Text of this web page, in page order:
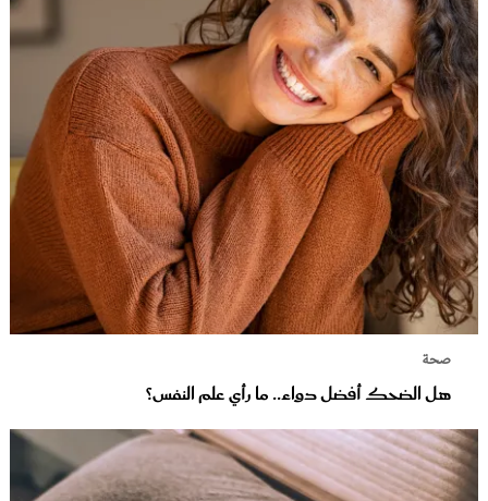
صحة
هل الضحك أفضل دواء.. ما رأي علم النفس؟